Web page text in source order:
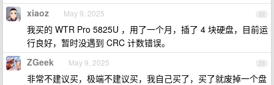
22
xiaoz May 9, 2025
我买的 WTR Pro 5825U ，用了一个月，插了 4 块硬盘，目前运
行良好，暂时没遇到 CRC 计数错误。
23
ZGeek May 9, 2025
非常不建议买，极端不建议买，我自己买了，买了就废掉一个盘